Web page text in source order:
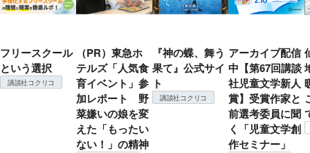
フリースクール
という選択
講談社コクリコ
（PR）東急ホ
テルズ「人気食
育イベント」参
加レポート 野
菜嫌いの娘を変
えた「もったい
ない！」の精神
『神の蝶、舞う
果て』公式サイ
ト
講談社コクリコ
アーカイブ配信
中【第67回講談
社児童文学新人
賞】受賞作家と
前選考委員に聞
く「児童文学創
作セミナー」